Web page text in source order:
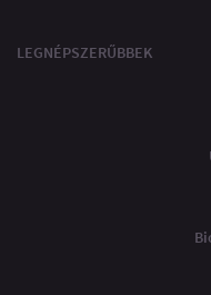
LEGNÉPSZERŰBBEK